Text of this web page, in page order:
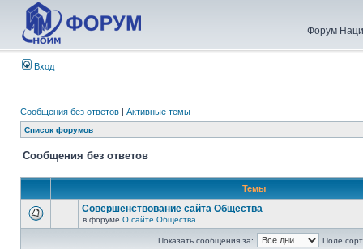
Форум
Вход
Сообщения без ответов | Активные темы
Список форумов
Сообщения без ответов
Темы
Совершенствование сайта Общества
в форуме О сайте Общества
Показать сообщения за:
Поле